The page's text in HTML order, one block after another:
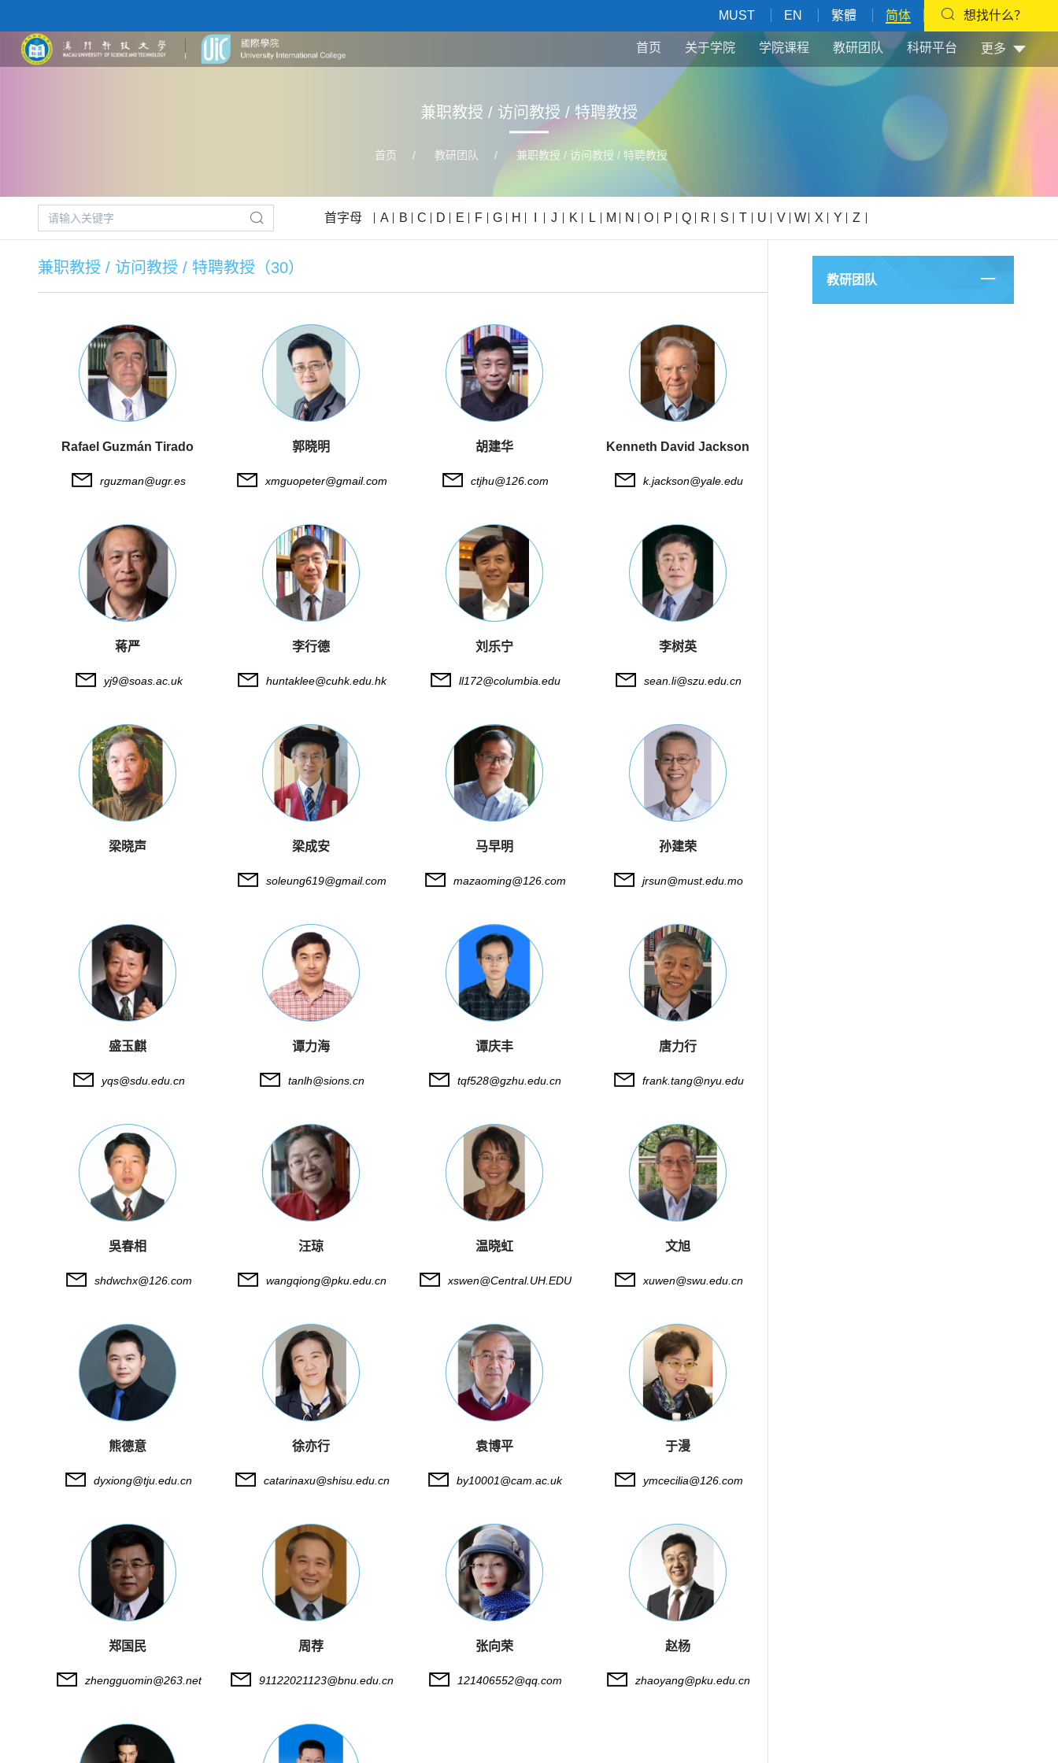
MUST EN 繁體 简体 想找什么？
首页 关于学院 学院课程 教研团队 科研平台 更多
兼职教授 / 访问教授 / 特聘教授
首页 / 教研团队 / 兼职教授 / 访问教授 / 特聘教授
首字母 A B C D E F G H J K L M N O P Q R S T U V W X Y Z
兼职教授 / 访问教授 / 特聘教授（30）
Rafael Guzmán Tirado
rguzman@ugr.es
郭晓明
xmguopeter@gmail.com
胡建华
ctjhu@126.com
Kenneth David Jackson
k.jackson@yale.edu
蒋严
yj9@soas.ac.uk
李行德
huntaklee@cuhk.edu.hk
刘乐宁
ll172@columbia.edu
李树英
sean.li@szu.edu.cn
梁晓声 梁成安
soleung619@gmail.com
马早明
mazaoming@126.com
孙建荣
jrsun@must.edu.mo
盛玉麒
yqs@sdu.edu.cn
谭力海
tanlh@sions.cn
谭庆丰
tqf528@gzhu.edu.cn
唐力行
frank.tang@nyu.edu
吳春相
shdwchx@126.com
汪琼
wangqiong@pku.edu.cn
温晓虹
xswen@Central.UH.EDU
文旭
xuwen@swu.edu.cn
熊德意
dyxiong@tju.edu.cn
徐亦行
catarinaxu@shisu.edu.cn
袁博平
by10001@cam.ac.uk
于漫
ymcecilia@126.com
郑国民
zhengguomin@263.net
周荐
91122021123@bnu.edu.cn
张向荣
121406552@qq.com
赵杨
zhaoyang@pku.edu.cn
教研团队